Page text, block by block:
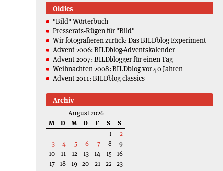
Oldies
"Bild"-Wörterbuch
Presserats-Rügen für "Bild"
Wir fotografieren zurück: Das BILDblog-Experiment
Advent 2006: BILDblog-Adventskalender
Advent 2007: BILDblogger für einen Tag
Weihnachten 2008: BILDblog vor 40 Jahren
Advent 2011: BILDblog classics
Archiv
August 2026
M
D M D F S
S
1
2
3
4 5 6 7 8
9
10
11 12 13 14 15
16
17 18 19 20 21 22
23